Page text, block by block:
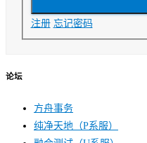
注册 忘记密码
论坛
方舟事务
纯净天地（P系服）